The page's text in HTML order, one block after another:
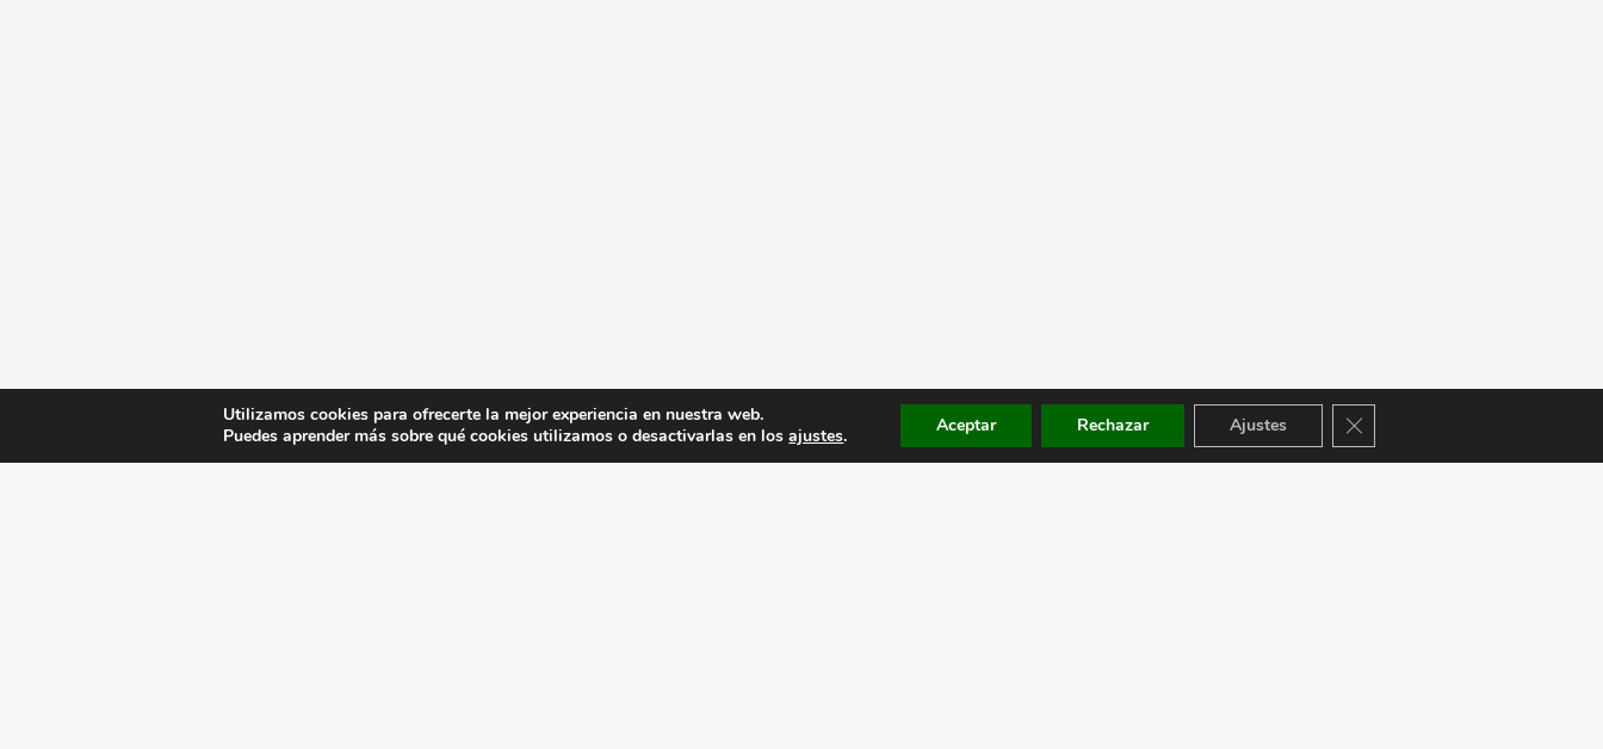
Utilizamos cookies para ofrecerte la mejor experiencia en nuestra web.
Puedes aprender más sobre qué cookies utilizamos o desactivarlas en losajustes. Aceptar Rechazar Ajustes Cerrar el banner de cookies RGPD